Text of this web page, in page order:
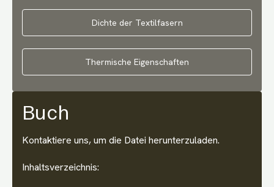
Dichte der Textilfasern
Thermische Eigenschaften
Buch
Kontaktiere uns, um die Datei herunterzuladen.
Inhaltsverzeichnis: